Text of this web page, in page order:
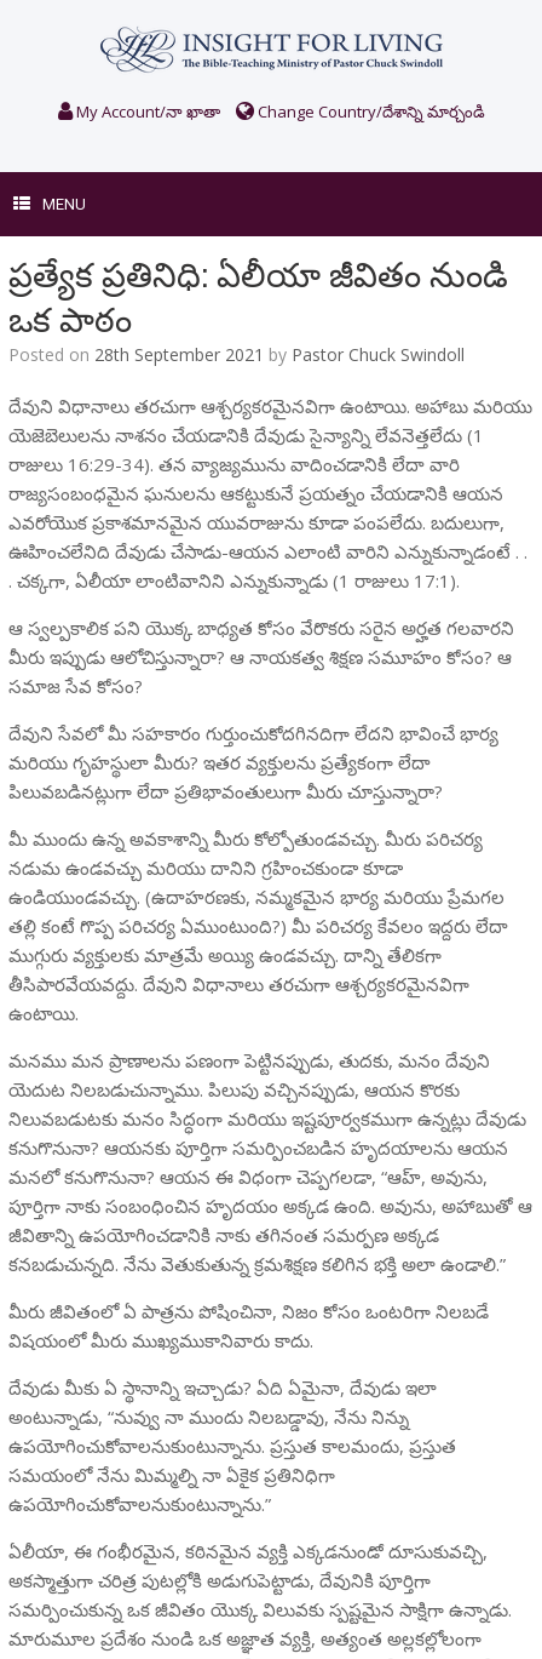
My Account/నా ఖాతా Change Country/దేశాన్ని మార్చండి
MENU
ప్రత్యేక ప్రతినిధి: ఏలీయా జీవితం నుండి
ఒక పాఠం
Posted on 28th September 2021 by Pastor Chuck Swindoll
దేవుని విధానాలు తరచుగా ఆశ్చర్యకరమైనవిగా ఉంటాయి. అహాబు మరియు
యెజెబెలు‌లను నాశనం చేయడానికి దేవుడు సైన్యాన్ని లేవనెత్తలేదు (1
రాజులు 16:29-34). తన వ్యాజ్యమును వాదించడానికి లేదా వారి
రాజ్యసంబంధమైన ఘనులను ఆకట్టుకునే ప్రయత్నం చేయడానికి ఆయన
ఎవరోయొక ప్రకాశమానమైన యువరాజును కూడా పంపలేదు. బదులుగా,
ఊహించలేనిది దేవుడు చేసాడు-ఆయన ఎలాంటి వారిని ఎన్నుకున్నాడంటే . .
. చక్కగా, ఏలీయా లాంటివానిని ఎన్నుకున్నాడు (1 రాజులు 17:1).
ఆ స్వల్పకాలిక పని యొక్క బాధ్యత కోసం వేరొకరు సరైన అర్హత గలవారని
మీరు ఇప్పుడు ఆలోచిస్తున్నారా? ఆ నాయకత్వ శిక్షణ సమూహం కోసం? ఆ
సమాజ సేవ కోసం?
దేవుని సేవలో మీ సహకారం గుర్తుంచుకోదగినదిగా లేదని భావించే భార్య
మరియు గృహస్థులా మీరు? ఇతర వ్యక్తులను ప్రత్యేకంగా లేదా
పిలువబడినట్లుగా లేదా ప్రతిభావంతులుగా మీరు చూస్తున్నారా?
మీ ముందు ఉన్న అవకాశాన్ని మీరు కోల్పోతుండవచ్చు. మీరు పరిచర్య
నడుమ ఉండవచ్చు మరియు దానిని గ్రహించకుండా కూడా
ఉండియుండవచ్చు. (ఉదాహరణకు, నమ్మకమైన భార్య మరియు ప్రేమగల
తల్లి కంటే గొప్ప పరిచర్య ఏముంటుంది?) మీ పరిచర్య కేవలం ఇద్దరు లేదా
ముగ్గురు వ్యక్తులకు మాత్రమే అయ్యి ఉండవచ్చు. దాన్ని తేలికగా
తీసిపారవేయవద్దు. దేవుని విధానాలు తరచుగా ఆశ్చర్యకరమైనవిగా
ఉంటాయి.
మనము మన ప్రాణాలను పణంగా పెట్టినప్పుడు, తుదకు, మనం దేవుని
యెదుట నిలబడుచున్నాము. పిలుపు వచ్చినప్పుడు, ఆయన కొరకు
నిలువబడుటకు మనం సిద్ధంగా మరియు ఇష్టపూర్వకముగా ఉన్నట్లు దేవుడు
కనుగొనునా? ఆయనకు పూర్తిగా సమర్పించబడిన హృదయాలను ఆయన
మనలో కనుగొనునా? ఆయన ఈ విధంగా చెప్పగలడా, “ఆహ్, అవును,
పూర్తిగా నాకు సంబంధించిన హృదయం అక్కడ ఉంది. అవును, అహాబు‌తో ఆ
జీవితాన్ని ఉపయోగించడానికి నాకు తగినంత సమర్పణ అక్కడ
కనబడుచున్నది. నేను వెతుకుతున్న క్రమశిక్షణ కలిగిన భక్తి అలా ఉండాలి.”
మీరు జీవితంలో ఏ పాత్రను పోషించినా, నిజం కోసం ఒంటరిగా నిలబడే
విషయంలో మీరు ముఖ్యముకానివారు కాదు.
దేవుడు మీకు ఏ స్థానాన్ని ఇచ్చాడు? ఏది ఏమైనా, దేవుడు ఇలా
అంటున్నాడు, “నువ్వు నా ముందు నిలబడ్డావు, నేను నిన్ను
ఉపయోగించుకోవాలనుకుంటున్నాను. ప్రస్తుత కాలమందు, ప్రస్తుత
సమయంలో నేను మిమ్మల్ని నా ఏకైక ప్రతినిధిగా
ఉపయోగించుకోవాలనుకుంటున్నాను.”
ఏలీయా, ఈ గంభీరమైన, కఠినమైన వ్యక్తి ఎక్కడనుండో దూసుకువచ్చి,
అకస్మాత్తుగా చరిత్ర పుటల్లోకి అడుగుపెట్టాడు, దేవునికి పూర్తిగా
సమర్పించుకున్న ఒక జీవితం యొక్క విలువకు స్పష్టమైన సాక్షిగా ఉన్నాడు.
మారుమూల ప్రదేశం నుండి ఒక అజ్ఞాత వ్యక్తి, అత్యంత అల్లకల్లోలంగా